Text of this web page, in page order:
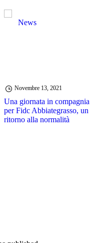
News
Novembre 13, 2021
Una giornata in compagnia
per Fidc Abbiategrasso, un
ritorno alla normalità